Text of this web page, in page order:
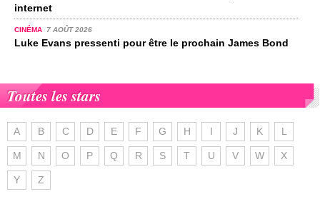
internet
CINÉMA 7 AOÛT 2026
Luke Evans pressenti pour être le prochain James Bond
Toutes les stars
A B C D E F G H I J K L
M N O P Q R S T U V W X
Y Z